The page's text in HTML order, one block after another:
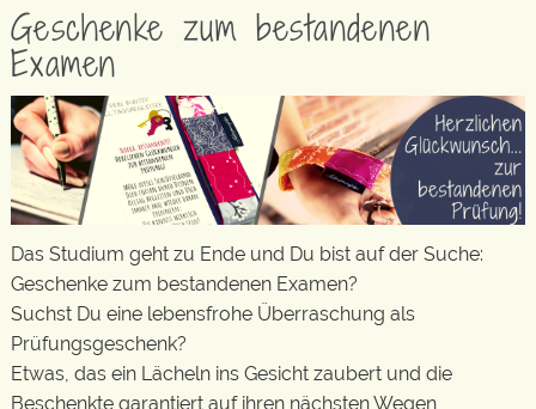
Geschenke zum bestandenen
Examen
Das Studium geht zu Ende und Du bist auf der Suche:
Geschenke zum bestandenen Examen?
Suchst Du eine lebensfrohe Überraschung als
Prüfungsgeschenk?
Etwas, das ein Lächeln ins Gesicht zaubert und die
Beschenkte garantiert auf ihren nächsten Wegen